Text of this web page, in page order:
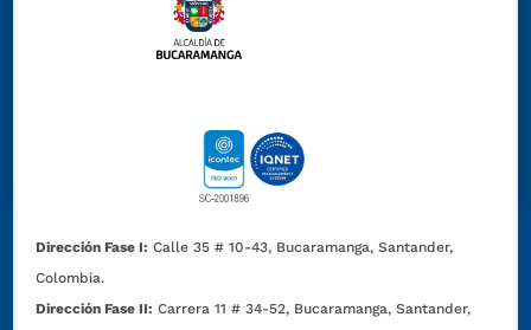
Dirección Fase I: Calle 35 # 10-43, Bucaramanga, Santander,
Colombia.
Dirección Fase II: Carrera 11 # 34-52, Bucaramanga, Santander,